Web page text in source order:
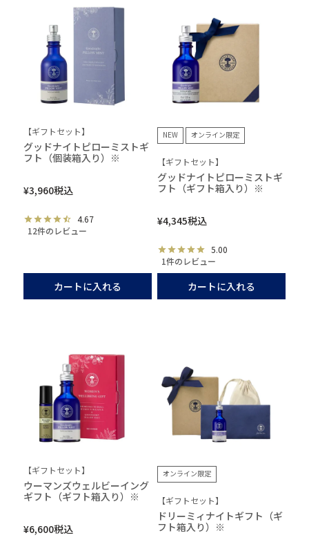
【ギフトセット】
グッドナイトピローミストギ
フト（個装箱入り）※
¥3,960税込
4.67
12件のレビュー
カートに入れる
NEW オンライン限定
【ギフトセット】
グッドナイトピローミストギ
フト（ギフト箱入り）※
¥4,345税込
5.00
1件のレビュー
カートに入れる
【ギフトセット】
ウーマンズウェルビーイング
ギフト（ギフト箱入り）※
¥6,600税込
オンライン限定
【ギフトセット】
ドリーミィナイトギフト（ギ
フト箱入り）※